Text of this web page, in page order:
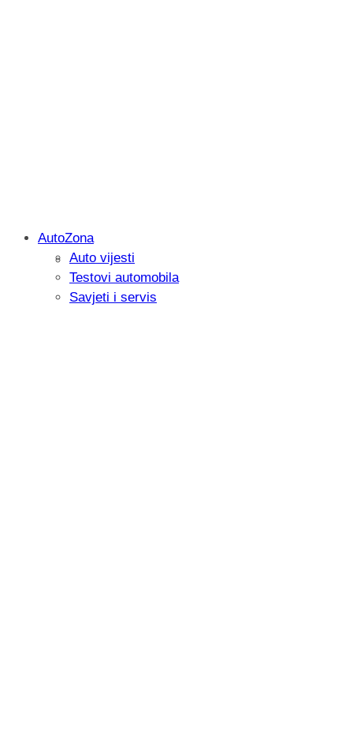
Savjetujemo: Što učiniti kada vaš
AutoZona
Auto vijesti
Testovi automobila
Savjeti i servis